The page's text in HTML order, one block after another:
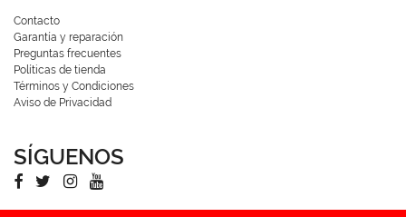
Contacto
Garantía y reparación
Preguntas frecuentes
Políticas de tienda
Términos y Condiciones
Aviso de Privacidad
SÍGUENOS